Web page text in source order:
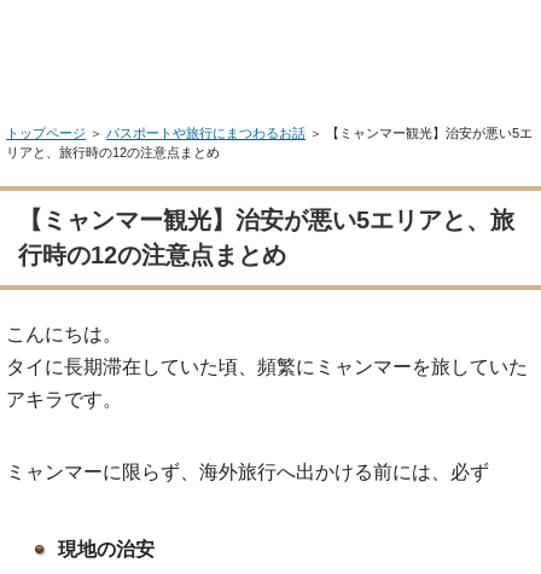
トップページ ＞ パスポートや旅行にまつわるお話 ＞ 【ミャンマー観光】治安が悪い5エ
リアと、旅行時の12の注意点まとめ
【ミャンマー観光】治安が悪い5エリアと、旅
行時の12の注意点まとめ
こんにちは。
タイに長期滞在していた頃、頻繁にミャンマーを旅していた
アキラです。
ミャンマーに限らず、海外旅行へ出かける前には、必ず
現地の治安